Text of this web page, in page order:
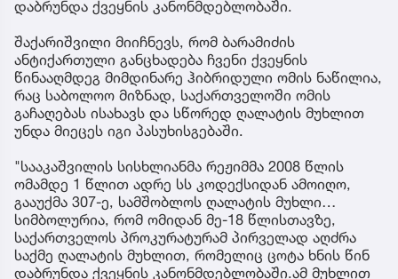
დაბრუნდა ქვეყნის კანონმდებლობაში.
შაქარიშვილი მიიჩნევს, რომ ბარამიძის
ანტიქართული განცხადება ჩვენი ქვეყნის
წინააღმდეგ მიმდინარე ჰიბრიდული ომის ნაწილია,
რაც საბოლოო მიზნად, საქართველოში ომის
გაჩაღებას ისახავს და სწორედ ღალატის მუხლით
უნდა მიეცეს იგი პასუხისგებაში.
"სააკაშვილის სისხლიანმა რეჟიმმა 2008 წლის
ომამდე 1 წლით ადრე სს კოდექსიდან ამოიღო,
გააუქმა 307-ე, სამშობლოს ღალატის მუხლი…
სიმბოლურია, რომ ომიდან მე-18 წლისთავზე,
საქართველოს პროკურატურამ პირველად აღძრა
საქმე ღალატის მუხლით, რომელიც ცოტა ხნის წინ
დაბრუნდა ქვეყნის კანონმდებლობაში.ამ მუხლით